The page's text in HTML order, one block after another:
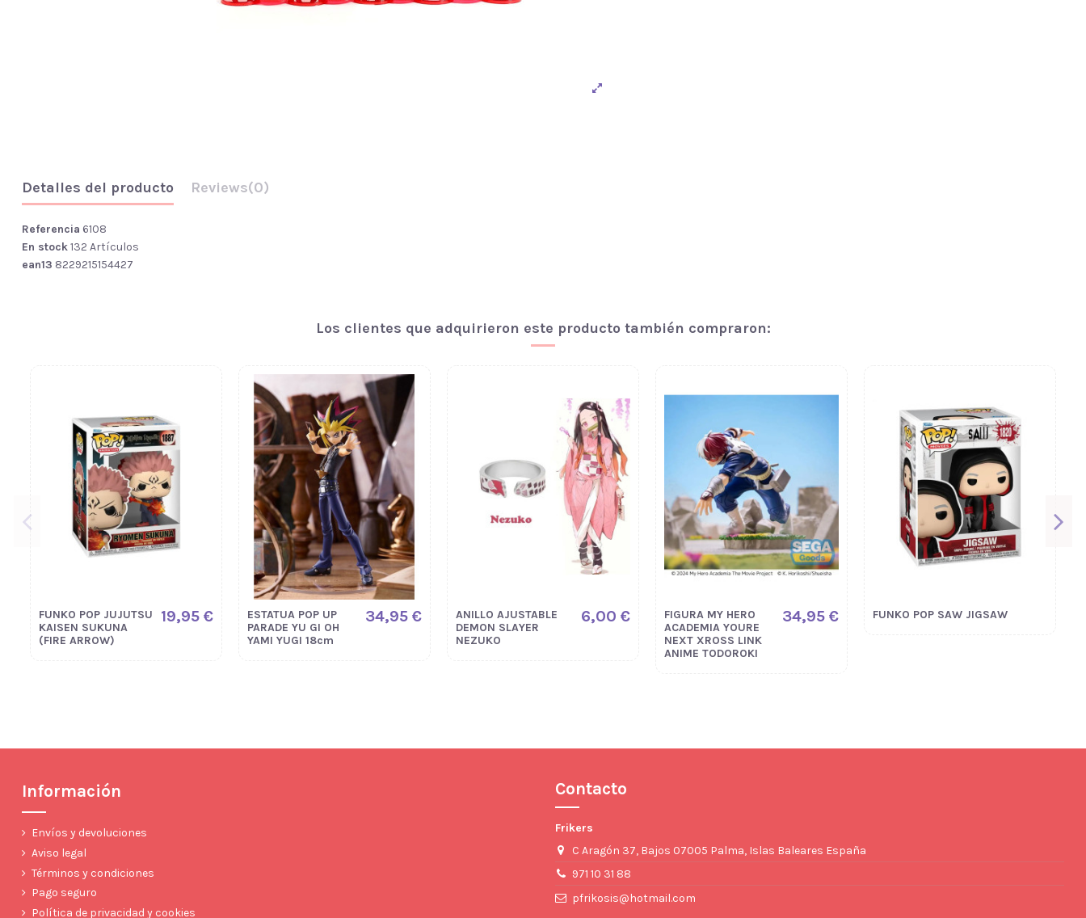
Detalles del producto Reviews(0)
Referencia 6108
En stock132 Artículos
ean13 8229215154427
Los clientes que adquirieron este producto también compraron:
FUNKO POP JUJUTSU
KAISEN SUKUNA
(FIRE ARROW)
19,95 €
ESTATUA POP UP
PARADE YU GI OH
YAMI YUGI 18cm
34,95 €
ANILLO AJUSTABLE
DEMON SLAYER
NEZUKO
6,00 €
FIGURA MY HERO
ACADEMIA YOURE
NEXT XROSS LINK
ANIME TODOROKI
34,95 € FUNKO POP SAW JIGSAW
Información
Envíos y devoluciones
Aviso legal
Términos y condiciones
Pago seguro
Política de privacidad y cookies
Contacto
Frikers
C Aragón 37, Bajos 07005 Palma, Islas Baleares España
971 10 31 88
pfrikosis@hotmail.com